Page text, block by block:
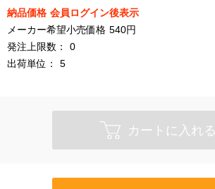
納品価格 会員ログイン後表示
メーカー希望小売価格 540円
発注上限数：
0
出荷単位：
5
カートに入れる